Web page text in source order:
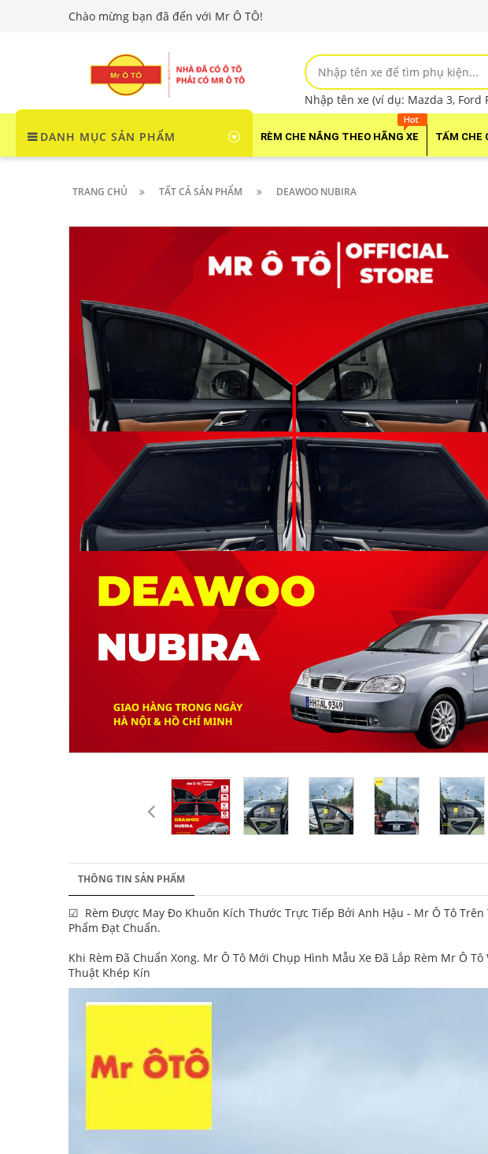
Chào mừng bạn đã đến với Mr Ô TÔ!
Nhập tên xe (ví dụ: Mazda 3,
DANH MỤC SẢN PHẨM RÈM CHE NẮNG THEO HÃNG XE TẤM CHE
TRANG CHỦ TẤT CẢ SẢN PHẨM DEAWOO NUBIRA
THÔNG TIN SẢN PHẨM
☑ Rèm Được May Đo Khuôn Kích Thước Trực Tiếp Bởi Anh Hậu - Mr Ô Tô Trên
Phẩm Đạt Chuẩn.
Khi Rèm Đã Chuẩn Xong. Mr Ô Tô Mới Chụp Hình Mẫu Xe Đã Lắp Rèm Mr Ô
Thuật Khép Kín